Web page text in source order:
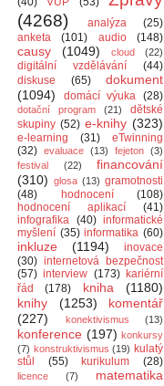
(4268)
analýza
(25)
anketa
(101) audio (148)
causy (1049) cloud (22)
digitální vzdělávání
(44)
diskuse
(65)
dokument
(1094)
domácí výuka (28)
dotační program (21)
dětské
skupiny (52) e-knihy (323)
e-learning (31)
eTwinning
(32) evaluace (13) fejeton (3)
festival
(22)
financování
(310) glosa (13) gramotnosti
(48)
hodnocení
(108)
hodnocení aplikací
(41)
infografika (40) informatické
myšlení (35) informatika (60)
inkluze (1194)
inovace
(30) internetová bezpečnost
(57) interview (173) kariérní
řád
(178) kniha
(1180)
knihy
(1253)
komentář
(227)
konektivismus (13)
konference (197) konkursy
(7) konstruktivismus (19) kulatý
stůl
(55) kurikulum (28)
licence (7)
matematika